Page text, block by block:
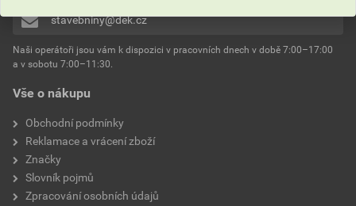
Vše o nákupu
Obchodní podmínky
Reklamace a vrácení zboží
Značky
Slovník pojmů
Zpracování osobních údajů
stavebniny@dek.cz
Naši operátoři jsou vám k dispozici v pracovních dnech v době 7:00–17:00
a v sobotu 7:00–11:30.